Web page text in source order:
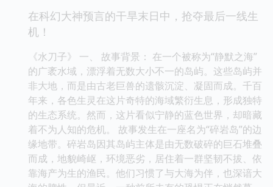
在科幻大神预言的干旱末日中，抢夺最后一线生
机！
《水刀子》 一、 故事背景： 在一个被称为“静默之海”
的广袤水域，漂浮着无数大小不一的岛屿。这些岛屿并
非大地，而是由古老巨兽的遗骸沉淀、凝固而成。千百
年来，各色生灵在这片奇特的海域繁衍生息，形成独特
的生态系统。然而，这片看似宁静的蓝色世界，却暗藏
着不为人知的危机。 故事发生在一座名为“碎岩岛”的边
缘地带。碎岩岛因其岛屿主体是由无数破碎的巨石堆叠
而成，地貌崎岖，环境恶劣，居住着一群坚韧不拔、依
靠海产为生的渔民。他们习惯了与大海为伴，也深谙大